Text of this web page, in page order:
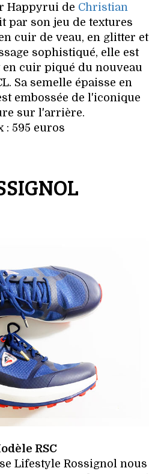
Happyrui de Christian
par son jeu de textures
cuir de veau, en glitter et
sophistiqué, elle est
cuir piqué du nouveau
Sa semelle épaisse en
embossée de l'iconique
sur l'arrière.
: 595 euros
RSC
Lifestyle Rossignol nous